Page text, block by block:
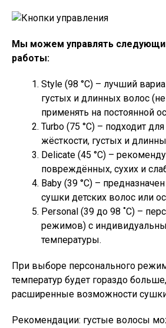
Мы можем управлять
работы:
Style (98 °C) – лучший
густых и длинных волос
применять на постоянной
Turbo (75 °C) – подходит
жёсткости, густых и
Delicate (45 °C) –
повреждённых, сухих и
Baby (39 °C) –
сушки детских волос или
Personal (39 до 98 ˚C) –
режимов) с
температуры.
При выборе персонального
температур будет гораздо
расширенные возможности
Рекомендации: густые волосы